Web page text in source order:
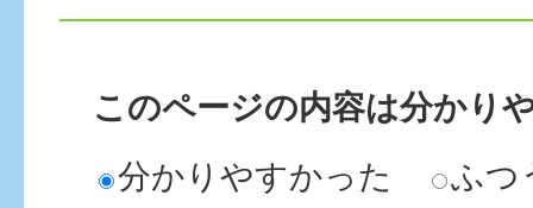
このページの内容は分かり
分かりやすかった
ふつ